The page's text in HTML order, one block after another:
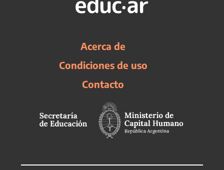
Acerca de
Condiciones de uso
Contacto